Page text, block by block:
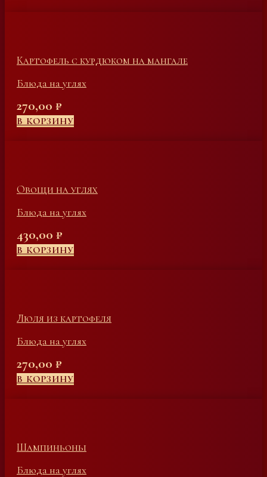
Картофель с курдюком на мангале
Блюда на углях
270,00 ₽
В КОРЗИНУ
Овощи на углях
Блюда на углях
430,00 ₽
В КОРЗИНУ
Люля из картофеля
Блюда на углях
270,00 ₽
В КОРЗИНУ
Шампиньоны
Блюда на углях